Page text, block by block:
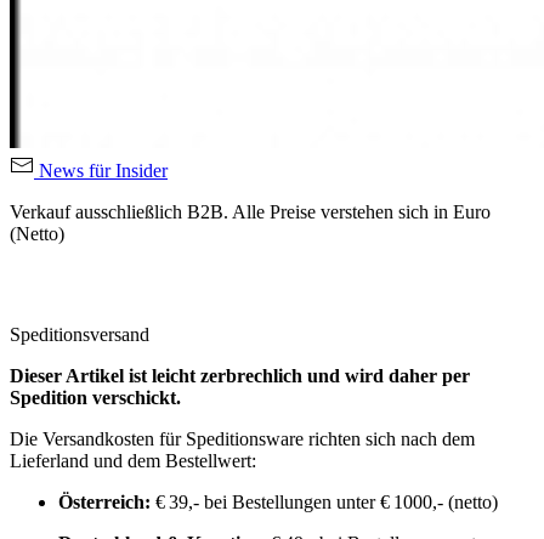
News für Insider
Verkauf ausschließlich B2B. Alle Preise verstehen sich in Euro
(Netto)
Speditionsversand
Dieser Artikel ist leicht zerbrechlich und wird daher per
Spedition verschickt.
Die Versandkosten für Speditionsware richten sich nach dem
Lieferland und dem Bestellwert:
Österreich: € 39,- bei Bestellungen unter € 1000,- (netto)